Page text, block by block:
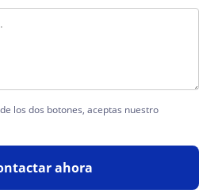
los dos botones, aceptas nuestro
ahora